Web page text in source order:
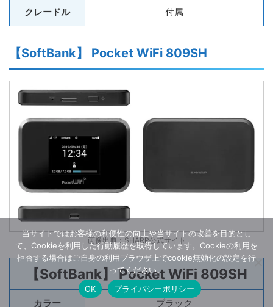
クレードル 付属
【SoftBank】 Pocket WiFi 809SH
画像出典：SHARP公式サイト
【SoftBank】 Pocket WiFi 809SH
カラー ブラック
当サイトではお客様の利便性の向上や当サイトの改善を目的とし
て、Cookieを利用した行動履歴を取得しています。Cookieの利用を
拒否する場合はご自身の利用ブラウザ上でcookie無効化の設定を行
ってください。
OK
プライバシーポリシー